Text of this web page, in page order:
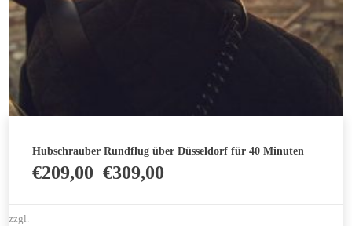
gewählt
werden
Hubschrauber Rundflug über Düsseldorf für 40 Minuten
€209,00 –€309,00
zzgl.